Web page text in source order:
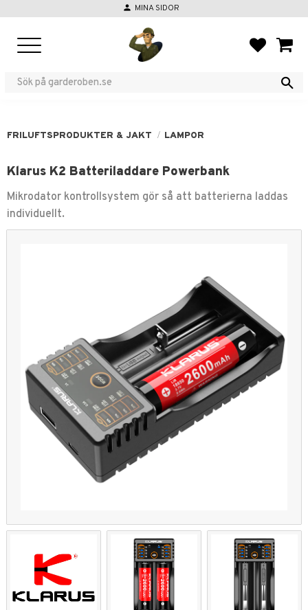
person MINA SIDOR
FRILUFTSPRODUKTER & JAKT LAMPOR
Klarus K2 Batteriladdare Powerbank
Mikrodator kontrollsystem gör så att batterierna laddas
individuellt.